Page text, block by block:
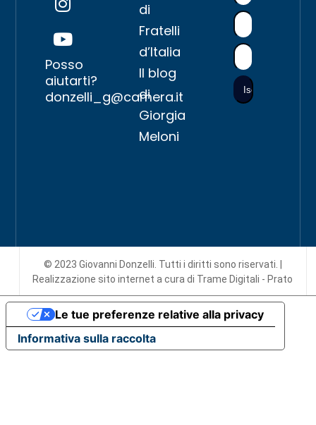
Posso
aiutarti?
donzelli_g@camera.it
di
Fratelli
d’Italia
Il blog
di
Giorgia
Meloni
© 2023 Giovanni Donzelli. Tutti i diritti sono riservati. |
Realizzazione sito interneta cura di Trame Digitali - Prato
Informativa sulla raccolta
Le tue preferenze relative alla privacy